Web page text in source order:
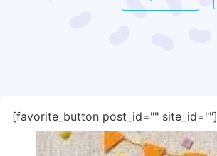
[favorite_button post_id="" site_id=""]